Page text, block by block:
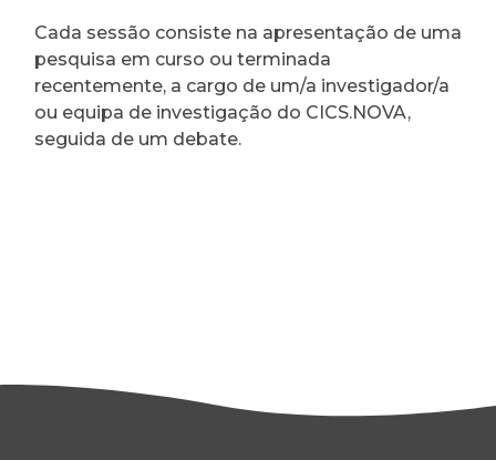
Cada sessão consiste na apresentação de uma
pesquisa em curso ou terminada
recentemente, a cargo de um/a investigador/a
ou equipa de investigação do CICS.NOVA,
seguida de um debate.